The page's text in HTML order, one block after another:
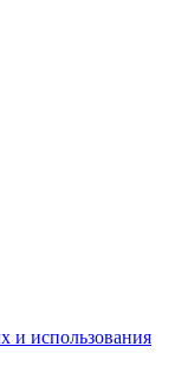
и использования